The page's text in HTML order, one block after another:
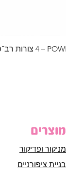
מוצרים
מניקור ופדיקור
בניית ציפורניים